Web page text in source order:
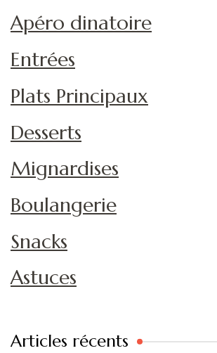
Apéro dinatoire
Entrées
Plats Principaux
Desserts
Mignardises
Boulangerie
Snacks
Astuces
Articles récents